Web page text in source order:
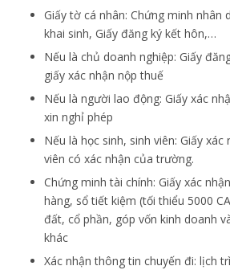
Giấy tờ cá nhân: Chứng minh nhân
khai sinh, Giấy đăng ký kết hôn,…
Nếu là chủ doanh nghiệp: Giấy
giấy xác nhận nộp thuế
Nếu là người lao động: Giấy xác
xin nghỉ phép
Nếu là học sinh, sinh viên: Giấy xác
viên có xác nhận của trường.
Chứng minh tài chính: Giấy xác
hàng, sổ tiết kiệm (tối thiểu 5000
đất, cổ phần, góp vốn kinh doanh
khác
Xác nhận thông tin chuyến đi: lịch